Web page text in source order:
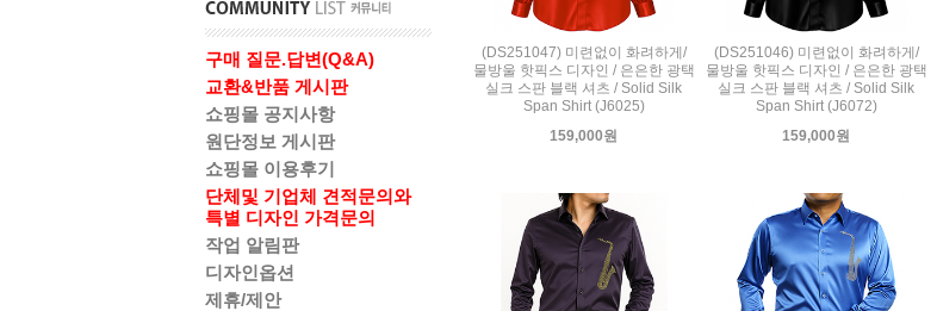
구매 질문.답변(Q&A)
교환&반품 게시판
쇼핑몰 공지사항
원단정보 게시판
쇼핑몰 이용후기
단체및 기업체 견적문의와
특별 디자인 가격문의
작업 알림판
디자인옵션
제휴/제안
(DS251047) 미련없이 화려하게/
물방울 핫픽스 디자인 / 은은한 광택
실크 스판 블랙 셔츠 / Solid Silk
Span Shirt (J6025)
159,000원
(DS251046) 미련없이 화려하게/
물방울 핫픽스 디자인 / 은은한 광택
실크 스판 블랙 셔츠 / Solid Silk
Span Shirt (J6072)
159,000원